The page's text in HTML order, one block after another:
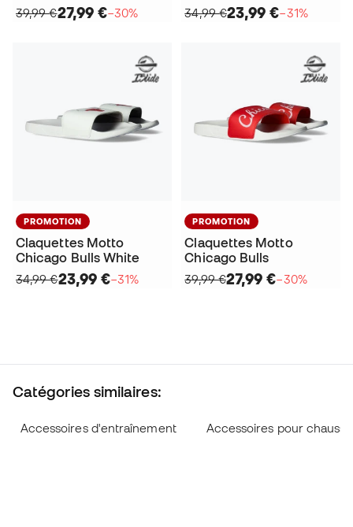
39,99 €27,99 €−30%
34,99 €23,99 €−31%
PROMOTION
Claquettes Motto
Chicago Bulls White
34,99 €23,99 €−31%
PROMOTION
Claquettes Motto
Chicago Bulls
39,99 €27,99 €−30%
Catégories similaires:
Accessoires d'entraînement Accessoires pour